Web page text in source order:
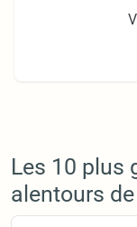
Les 10 plus
alentours